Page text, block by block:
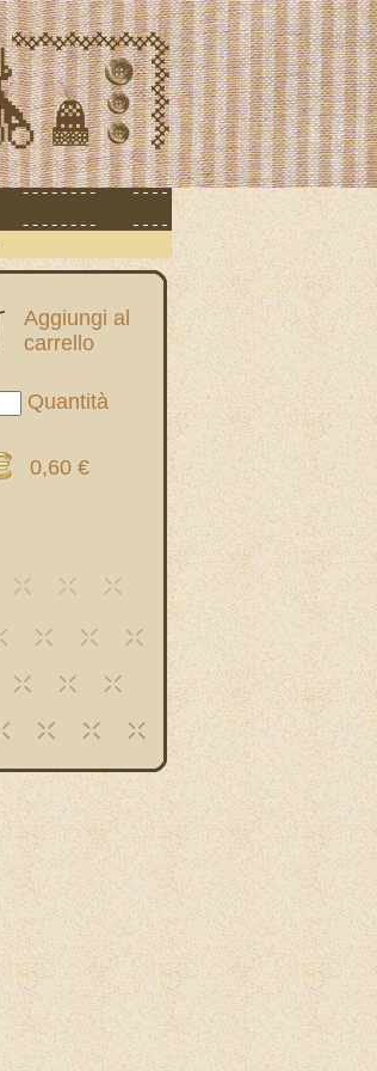
Aggiungi al
carrello
Quantità
0,60 €